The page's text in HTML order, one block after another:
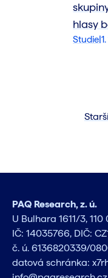
Studie|
hlasy
PAQ Research, z. ú.
U Bulhara 1611/3, 110
IČ: 14035766, DIČ:
č. ú. 6136820339/
datová schránka: